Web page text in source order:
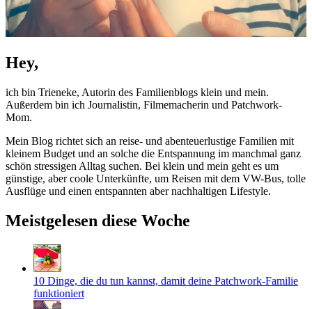
Hey,
ich bin Trieneke, Autorin des Familienblogs klein und mein.
Außerdem bin ich Journalistin, Filmemacherin und Patchwork-
Mom.
Mein Blog richtet sich an reise- und abenteuerlustige Familien mit
kleinem Budget und an solche die Entspannung im manchmal ganz
schön stressigen Alltag suchen. Bei klein und mein geht es um
günstige, aber coole Unterkünfte, um Reisen mit dem VW-Bus, tolle
Ausflüge und einen entspannten aber nachhaltigen Lifestyle.
Meistgelesen diese Woche
10 Dinge, die du tun kannst, damit deine Patchwork-Familie
funktioniert